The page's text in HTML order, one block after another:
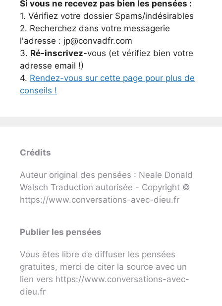
Si vous ne recevez pas bien les pensées :
1. Vérifiez votre dossier Spams/indésirables
2. Recherchez dans votre messagerie
l'adresse : jp@convadfr.com
3. Ré-inscrivez-vous (et vérifiez bien votre
adresse email !)
4. Rendez-vous sur cette page pour plus de
conseils !
Crédits
Auteur original des pensées : Neale Donald
Walsch Traduction autorisée - Copyright ©
https://www.conversations-avec-dieu.fr
Publier les pensées
Vous êtes libre de diffuser les pensées
gratuites, merci de citer la source avec un
lien vers https://www.conversations-avec-
dieu.fr